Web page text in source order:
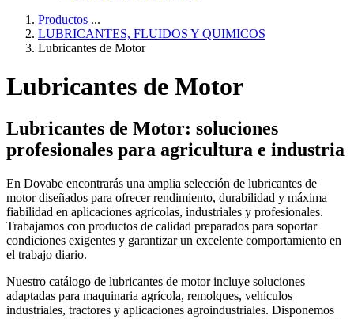
Productos ...
LUBRICANTES, FLUIDOS Y QUIMICOS
Lubricantes de Motor
Lubricantes de Motor
Lubricantes de Motor: soluciones
profesionales para agricultura e industria
En Dovabe encontrarás una amplia selección de lubricantes de
motor diseñados para ofrecer rendimiento, durabilidad y máxima
fiabilidad en aplicaciones agrícolas, industriales y profesionales.
Trabajamos con productos de calidad preparados para soportar
condiciones exigentes y garantizar un excelente comportamiento en
el trabajo diario.
Nuestro catálogo de lubricantes de motor incluye soluciones
adaptadas para maquinaria agrícola, remolques, vehículos
industriales, tractores y aplicaciones agroindustriales. Disponemos